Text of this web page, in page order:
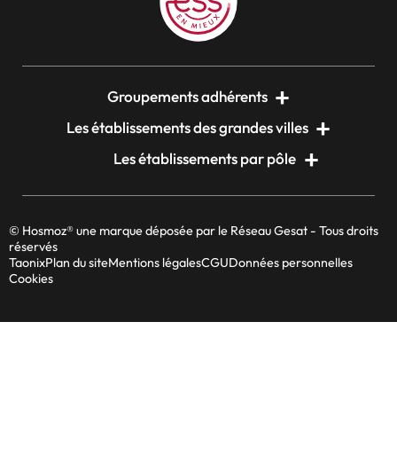
Groupements adhérents
Les établissements des grandes villes
Les établissements par pôle
© Hosmoz® une marque déposée par le Réseau Gesat - Tous droits
réservés
TaonixPlan du siteMentions légalesCGUDonnées personnelles
Cookies